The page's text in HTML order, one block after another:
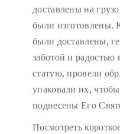
доставлены на
были изготовлены.
были доставлены,
заботой и
статую, провели
упаковали их,
поднесены Его
Посмотреть